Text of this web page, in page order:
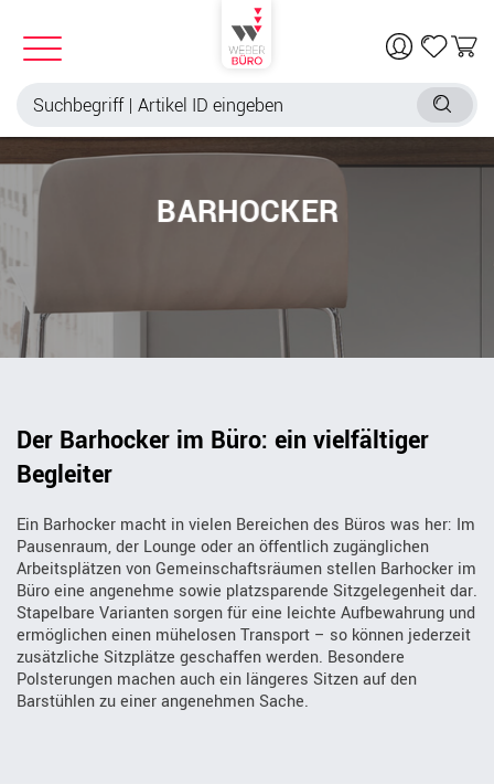
BARHOCKER
Der Barhocker im Büro: ein vielfältiger
Begleiter
Ein Barhocker macht in vielen Bereichen des Büros was her: Im
Pausenraum, der Lounge oder an öffentlich zugänglichen
Arbeitsplätzen von Gemeinschaftsräumen stellen Barhocker im
Büro eine angenehme sowie platzsparende Sitzgelegenheit dar.
Stapelbare Varianten sorgen für eine leichte Aufbewahrung und
ermöglichen einen mühelosen Transport – so können jederzeit
zusätzliche Sitzplätze geschaffen werden. Besondere
Polsterungen machen auch ein längeres Sitzen auf den
Barstühlen zu einer angenehmen Sache.